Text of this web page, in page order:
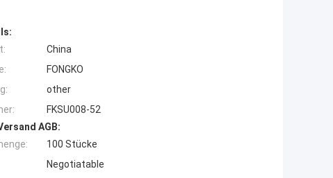
China
FONGKO
other
FKSU008-52
AGB:
100 Stücke
Negotiatable